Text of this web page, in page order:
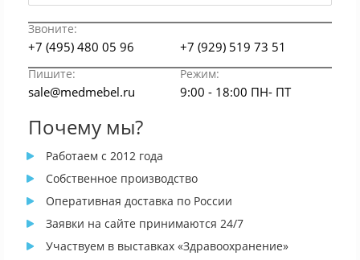
Звоните:
+7 (495) 480 05 96 +7 (929) 519 73 51
Пишите: Режим:
sale@medmebel.ru 9:00 - 18:00 ПН- ПТ
Почему мы?
Работаем с 2012 года
Собственное производство
Оперативная доставка по России
Заявки на сайте принимаются 24/7
Участвуем в выставках «Здравоохранение»